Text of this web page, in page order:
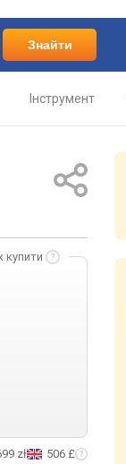
Знайти
Інструмент
купити
zł 506 £